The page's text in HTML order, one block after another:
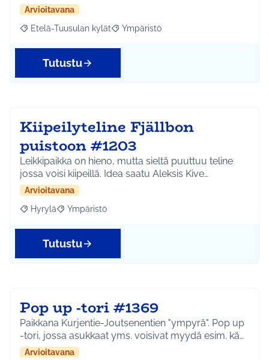
Arvioitavana
Rajaa tulokset aihepiirin mukaan: Etelä-Tuusulan kylät
Etelä-Tuusulan kylät Rajaa tulokset teeman mukaan:
Ympäristö
Tutustu
Kiipeilyteline Fjällbon
puistoon #1203
Leikkipaikka on hieno, mutta sieltä puuttuu teline
jossa voisi kiipeillä. Idea saatu Aleksis Kive…
Arvioitavana
Rajaa tulokset aihepiirin mukaan: Hyrylä
Hyrylä Rajaa tulokset teeman mukaan: Ympäristö
Ympäristö
Tutustu
Pop up -tori #1369
Paikkana Kurjentie-Joutsenentien "ympyrä". Pop up
-tori, jossa asukkaat yms. voisivat myydä esim. kä…
Arvioitavana